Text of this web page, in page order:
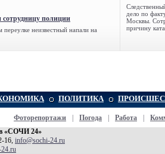
полиции
неизвестный напали на
дело по
Москвы.
причину
ПОЛИТИКА
Фоторепортажи Погода Работа
«СОЧИ 24»
16, info@sochi-24.ru